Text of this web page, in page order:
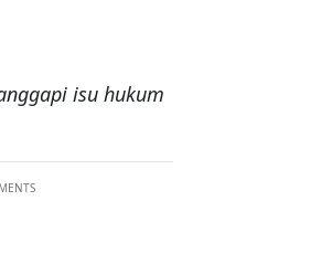
isu hukum